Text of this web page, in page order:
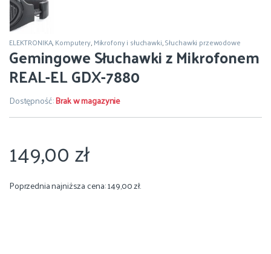
ELEKTRONIKA,Komputery,Mikrofony i słuchawki,Słuchawki przewodowe
Gemingowe Słuchawki z Mikrofonem
REAL-EL GDX-7880
Dostępność:Brak w magazynie
149,00zł
Poprzednia najniższa cena:149,00zł.